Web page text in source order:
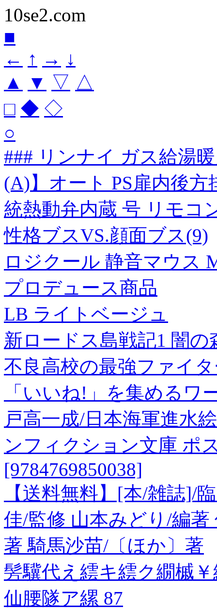
10se2.com
■
← ↑ → ↓
▲
▼ ▽ △
□ ◆ ◇
○
### リンナイ ガス給湯
(A)】オート PS扉内後方
統熱動弁内蔵 号 リモコ
性格ブスVS.顔面ブス(9)
ロジクール 静音マウス
プロデュース商品
LB ライトベージュ
新ロードス島戦記1 闇の
不良高校の最強ファイ
「いいね!」を集めるワ
戸高一成/日本海軍進水
ンフィクション文庫 ポ
[9784769850038]
【送料無料】[本/雑誌]/
佳/監修 山本みどり/編
著 騎馬沙苗/〔ほか〕著
髣驥代え繧キ繧ク繝槭
仙腰隧ア縲 87